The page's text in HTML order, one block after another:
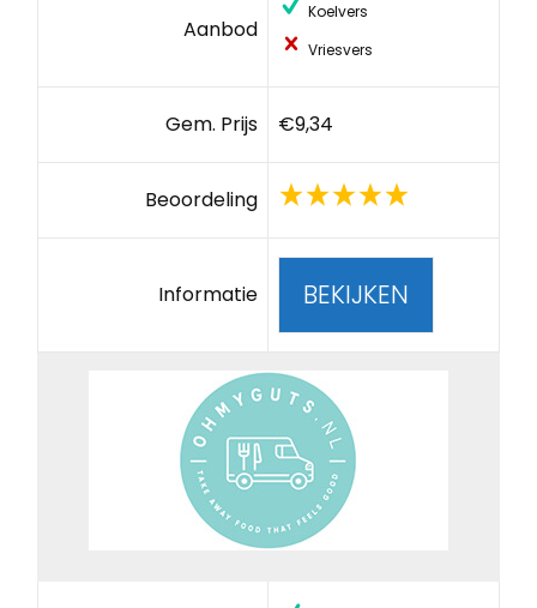
Aanbod
Koelvers
Vriesvers
Gem. Prijs €9,34
Beoordeling
Informatie BEKIJKEN